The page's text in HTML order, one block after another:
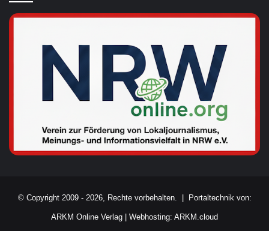
© Copyright 2009 - 2026, Rechte vorbehalten. | Portaltechnik von:
ARKM Online Verlag Webhosting: ARKM.cloud